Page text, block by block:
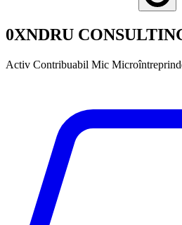
0XNDRU
Activ Contribuabil Mic